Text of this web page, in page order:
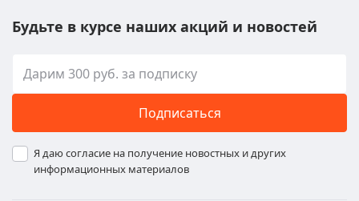
Будьте в курсе наших акций и новостей
Подписаться
Я даю согласие на получение новостных и других
информационных материалов